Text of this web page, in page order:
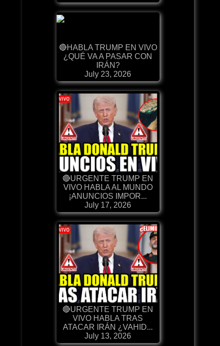
🔴HABLA TRUMP EN VIVO
¿QUÉ VA A PASAR CON
IRÁN?
July 23, 2026
🔴URGENTE TRUMP EN
VIVO HABLA AL MUNDO
¡ANUNCIOS IMPOR...
July 17, 2026
🔴URGENTE TRUMP EN
VIVO HABLA TRAS
ATACAR IRÁN ¿VAHID...
July 13, 2026